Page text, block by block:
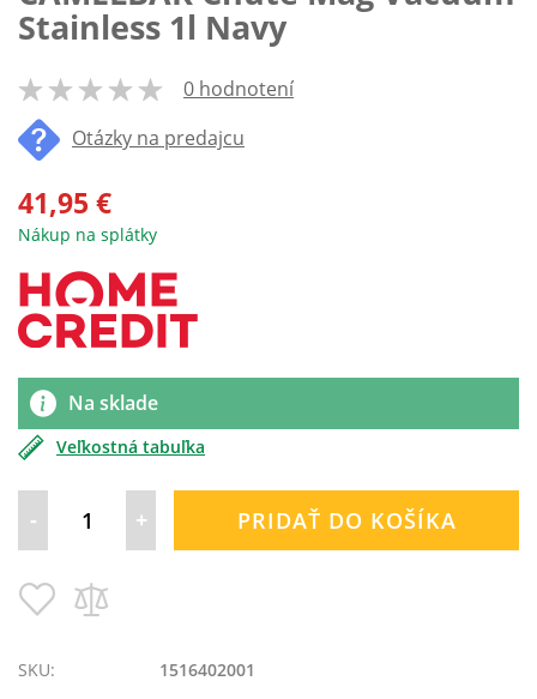
Stainless 1l Navy
% of100
0 hodnotení
Otázky na predajcu
41,95 €
Nákup na splátky
Na sklade
Veľkostná tabuľka
- + PRIDAŤ DO KOŠÍKA
Pridať
do
SKU:
1516402001